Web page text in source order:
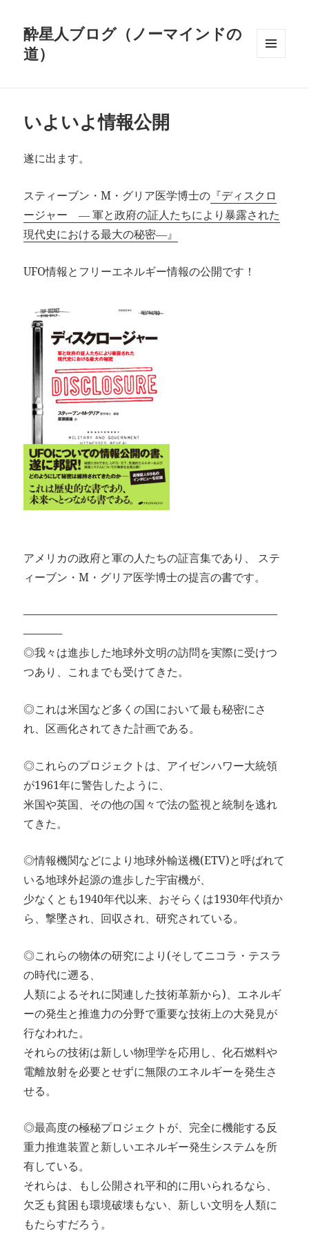
酔星人ブログ（ノーマインドの
道）
いよいよ情報公開
遂に出ます。
スティーブン・M・グリア医学博士の 『ディスクロ
ージャー ― 軍と政府の証人たちにより暴露された
現代史における最大の秘密―』
UFO情報とフリーエネルギー情報の公開です！
アメリカの政府と軍の人たちの証言集であり、 ステ
ィーブン・M・グリア医学博士の提言の書です。
———————————————————————
———–
◎我々は進歩した地球外文明の訪問を実際に受けつ
つあり、これまでも受けてきた。
◎これは米国など多くの国において最も秘密にさ
れ、区画化されてきた計画である。
◎これらのプロジェクトは、アイゼンハワー大統領
が1961年に警告したように、
米国や英国、その他の国々で法の監視と統制を逃れ
てきた。
◎情報機関などにより地球外輸送機(ETV)と呼ばれて
いる地球外起源の進歩した宇宙機が、
少なくとも1940年代以来、おそらくは1930年代頃か
ら、撃墜され、回収され、研究されている。
◎これらの物体の研究により(そしてニコラ・テスラ
の時代に遡る、
人類によるそれに関連した技術革新から)、エネルギ
ーの発生と推進力の分野で重要な技術上の大発見が
行なわれた。
それらの技術は新しい物理学を応用し、化石燃料や
電離放射を必要とせずに無限のエネルギーを発生さ
せる。
◎最高度の極秘プロジェクトが、完全に機能する反
重力推進装置と新しいエネルギー発生システムを所
有している。
それらは、もし公開され平和的に用いられるなら、
欠乏も貧困も環境破壊もない、新しい文明を人類に
もたらすだろう。